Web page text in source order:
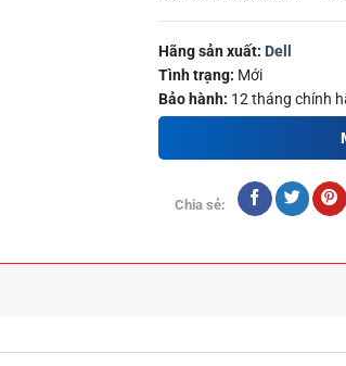
Hãng sản xuất: Dell
Tình trạng: Mới
Bảo hành: 12 tháng chính
Chia sẻ: